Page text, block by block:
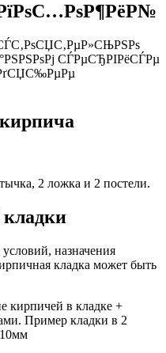
СЃРµСЂРІРёСЃРµ
2 ложка и 2 постели.
назначения
кладка может быть
кирпичей в кладке +
Пример кладки в 2